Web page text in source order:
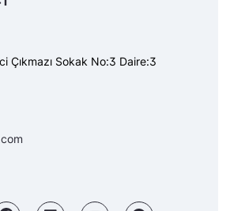
Çıkmazı Sokak No:3 Daire:3